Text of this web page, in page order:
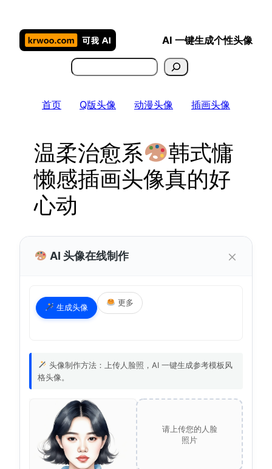
AI 一键生成个性头像
搜
索
首页 Q版头像 动漫头像 插画头像
温柔治愈系
韩式慵
懒感插画头像真的好
心动
AI 头像在线制作 ×
生成头像
更多
头像制作方法：上传人脸照，AI 一键生成参考模板风
格头像。
请上传您的人脸
照片